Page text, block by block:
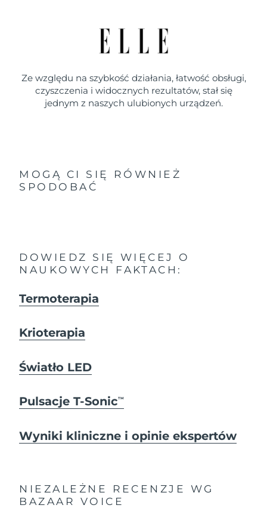
Ze względu na szybkość działania, łatwość obsługi,
czyszczenia i widocznych rezultatów, stał się
jednym z naszych ulubionych urządzeń.
MOGĄ CI SIĘ RÓWNIEŻ
SPODOBAĆ
DOWIEDZ SIĘ WIĘCEJ O
NAUKOWYCH FAKTACH:
Termoterapia
Krioterapia
Światło LED
Pulsacje T-SonicTM
Wyniki kliniczne i opinie ekspertów
NIEZALEŻNE RECENZJE
WG
BAZAAR VOICE